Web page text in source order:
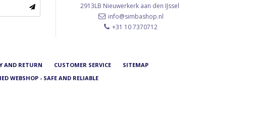
2913LB Nieuwerkerk aan den IJssel
info@simbashop.nl
+31 10 7370712
AND RETURN CUSTOMER SERVICE
SITEMAP
WEBSHOP - SAFE AND RELIABLE